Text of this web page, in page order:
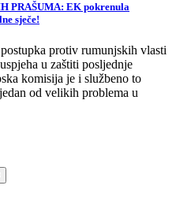
PRAŠUMA: EK pokrenula
sječe!
protiv rumunjskih vlasti
u zaštiti posljednje
komisija je i službeno to
od velikih problema u